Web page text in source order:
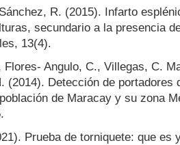
R. (2015). Infarto
secundario a la presencia
13(4).
Flores- Angulo, C., Villegas, C.
(2014). Detección de portadores
de Maracay y su zona
Prueba de torniquete: que es